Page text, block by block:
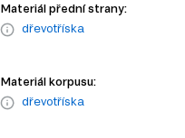
Materiál přední strany:
dřevotříska
Materiál korpusu:
dřevotříska